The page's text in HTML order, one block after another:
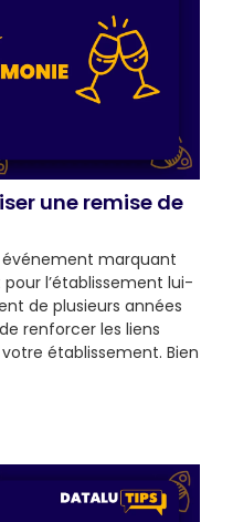
une remise de
événement marquant
l’établissement lui-
de plusieurs années
renforcer les liens
établissement. Bien